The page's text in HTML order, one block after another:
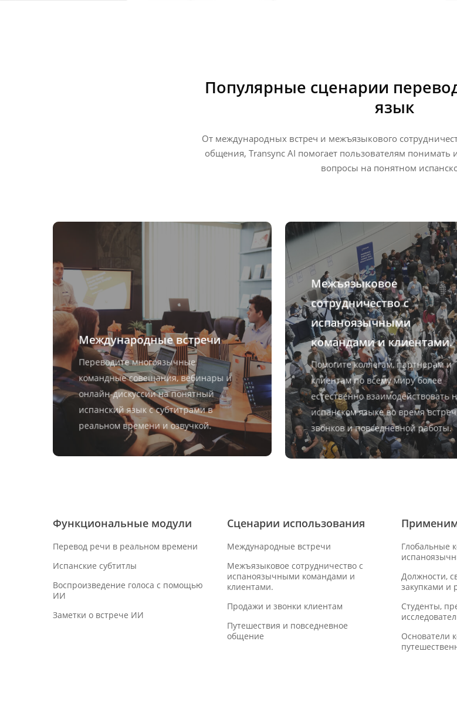
Популярные сценарии
язык
От международных встреч и межъязыкового
общения, Transync AI помогает пользователям понимать
вопросы на понятном
Международные встречи
Переводите многоязычные
командные совещания, вебинары и
онлайн-дискуссии на понятный
испанский язык с субтитрами в
реальном времени и озвучкой.
Межъязыковое
сотрудничество с
испаноязычными
командами и клиентами.
Помогите коллегам, партнерам и
клиентам по всему миру более
естественно взаимодействовать
испанском языке во время
звонков и повседневной работы.
Функциональные модули
Перевод речи в реальном времени
Испанские субтитлы
Воспроизведение голоса с помощью
ИИ
Заметки о встрече ИИ
Сценарии использования
Международные встречи
Межъязыковое сотрудничество с
испаноязычными командами и
клиентами.
Продажи и звонки клиентам
Путешествия и повседневное
общение
Глобальные
Должности,
закупками и
Студенты,
Основатели